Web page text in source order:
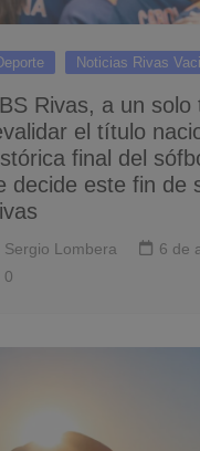
Noticias Rivas
Rivas, a un solo
el título
final del
decide este fin de
Sergio Lombera
6 de
0